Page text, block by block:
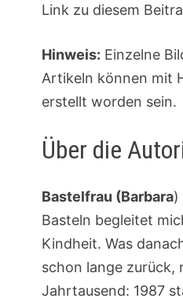
Link zu diesem
Hinweis: Einzelne
Artikeln können mit
erstellt worden sein.
Über die
Bastelfrau (Barbara)
Basteln begleitet
Kindheit. Was
schon lange zurück,
Jahrtausend: 1987